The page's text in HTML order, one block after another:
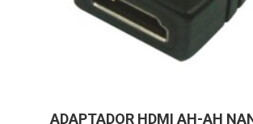
ADAPTADOR HDMI AH-AH